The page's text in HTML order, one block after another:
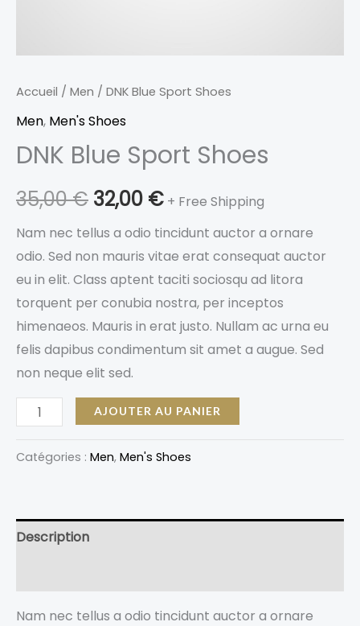
Accueil / Men / DNK Blue Sport Shoes
Men, Men's Shoes
DNK Blue Sport Shoes
35,00€ 32,00 € + Free Shipping
Nam nec tellus a odio tincidunt auctor a ornare
odio. Sed non mauris vitae erat consequat auctor
eu in elit. Class aptent taciti sociosqu ad litora
torquent per conubia nostra, per inceptos
himenaeos. Mauris in erat justo. Nullam ac urna eu
felis dapibus condimentum sit amet a augue. Sed
non neque elit sed.
AJOUTER AU PANIER
Catégories : Men, Men's Shoes
Description
Nam nec tellus a odio tincidunt auctor a ornare